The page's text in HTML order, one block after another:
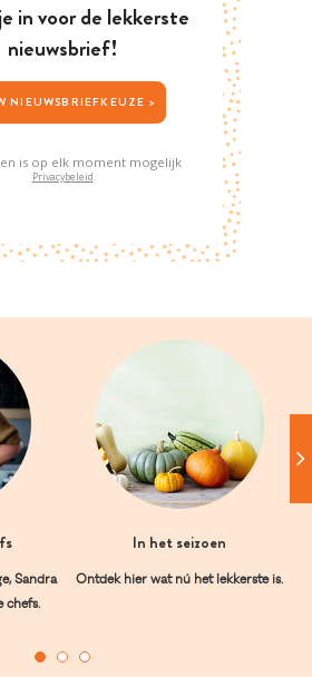
in voor de lekkerste
nieuwsbrief!
JOUW NIEUWSBRIEFKEUZE >
is op elk moment mogelijk
Privacybeleid
Sandra
chefs.
In het seizoen
Ontdek hier wat nú het lekkerste is.